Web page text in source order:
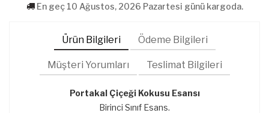
En geç 10 Ağustos, 2026 Pazartesi günü kargoda.
Ürün Bilgileri Ödeme Bilgileri
Müşteri Yorumları Teslimat Bilgileri
Portakal Çiçeği Kokusu Esansı
Birinci Sınıf Esans.